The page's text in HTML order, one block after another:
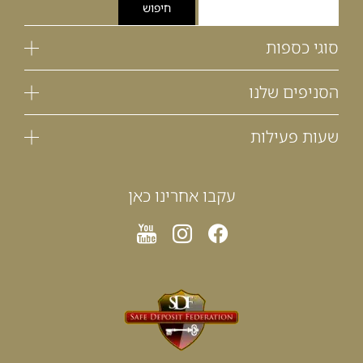
סוגי כספות
הסניפים שלנו
שעות פעילות
עקבו אחרינו כאן